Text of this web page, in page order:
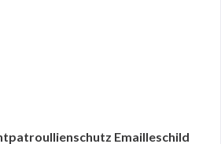
Emailleschild